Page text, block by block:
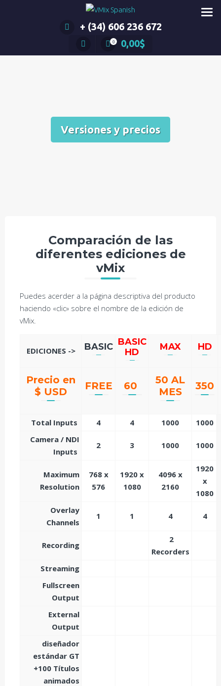
+ (34) 606 236 672
0 0,00$
Versiones y precios
Comparación de las
diferentes ediciones de
vMix
Puedes acerder a la página descriptiva del producto
haciendo «clic» sobre el nombre de la edición de
vMix.
EDICIONES -> BASIC BASIC
HD
MAX HD
Precio en
$ USD
FREE 60
50 AL
MES
350
Total Inputs 4 4 1000
1000
Camera / NDI
Inputs
2 3 1000 1000
Maximum
Resolution
768 x
576
1920 x
1080
4096 x
2160
1920
x
1080
Overlay
Channels
1 1 4 4
Recording
2
Recorders
Streaming
Fullscreen
Output
External
Output
diseñador
estándar GT
+100 Títulos
animados